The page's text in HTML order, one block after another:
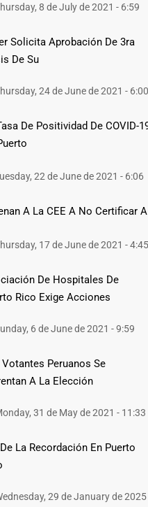
8 de July de 2021 - 6:59
Solicita Aprobación De 3ra
De Su
24 de June de 2021 - 6:00
De Positividad De COVID-
22 de June de 2021 - 6:06
A La CEE A No Certificar A
17 de June de 2021 - 4:45
De Hospitales De
Rico Exige Acciones
6 de June de 2021 - 9:59
Peruanos Se
A La Elección
31 de May de 2021 - 11:33
La Recordación En Puerto
29 de January de 2025